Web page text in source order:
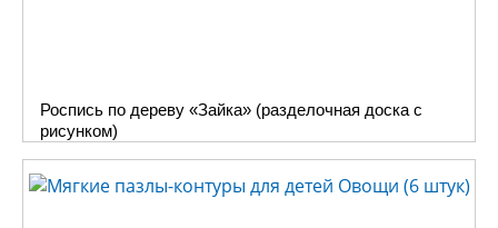
Роспись по дереву «Зайка» (разделочная доска с
рисунком)